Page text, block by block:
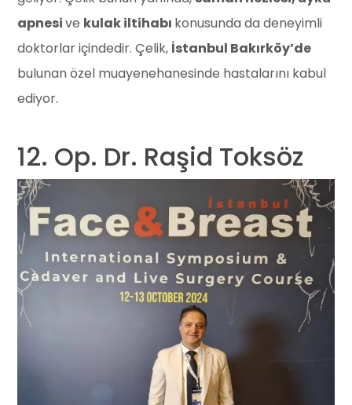
apnesive kulak iltihabı konusunda da deneyimli
doktorlar içindedir. Çelik, İstanbul Bakırköy’de
bulunan özel muayenehanesinde hastalarını kabul
ediyor.
12. Op. Dr. Raşid Toksöz